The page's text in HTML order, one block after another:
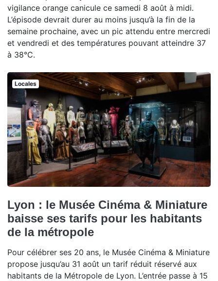
vigilance orange canicule ce samedi 8 août à midi.
L’épisode devrait durer au moins jusqu’à la fin de la
semaine prochaine, avec un pic attendu entre mercredi
et vendredi et des températures pouvant atteindre 37
à 38°C.
Locales
Lyon : le Musée Cinéma & Miniature
baisse ses tarifs pour les habitants
de la métropole
Pour célébrer ses 20 ans, le Musée Cinéma & Miniature
propose jusqu’au 31 août un tarif réduit réservé aux
habitants de la Métropole de Lyon. L’entrée passe à 15